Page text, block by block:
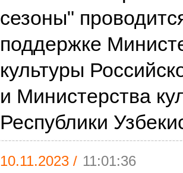
сезоны"
поддержке
культуры
и Министерства
Республики
10.11.2023 / 11:01:36